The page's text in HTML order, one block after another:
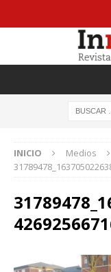
INICIO
Medios